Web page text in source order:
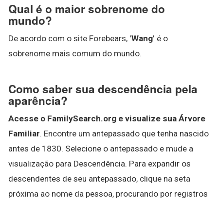
Qual é o maior sobrenome do
mundo?
De acordo com o site Forebears, 'Wang' é o
sobrenome mais comum do mundo.
Como saber sua descendência pela
aparência?
Acesse o FamilySearch.org e visualize sua Árvore
Familiar. Encontre um antepassado que tenha nascido
antes de 1830. Selecione o antepassado e mude a
visualização para Descendência. Para expandir os
descendentes de seu antepassado, clique na seta
próxima ao nome da pessoa, procurando por registros